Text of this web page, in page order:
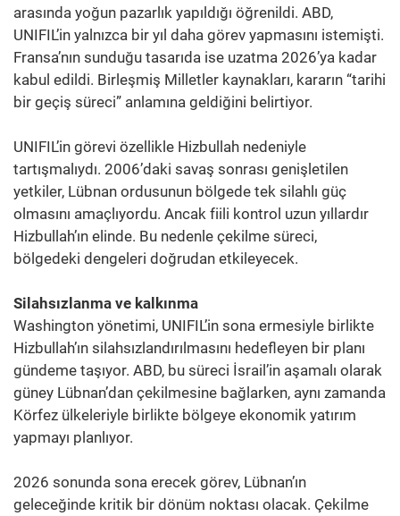
arasında yoğun pazarlık yapıldığı öğrenildi. ABD,
UNIFIL’in yalnızca bir yıl daha görev yapmasını istemişti.
Fransa’nın sunduğu tasarıda ise uzatma 2026’ya kadar
kabul edildi. Birleşmiş Milletler kaynakları, kararın “tarihi
bir geçiş süreci” anlamına geldiğini belirtiyor.
UNIFIL’in görevi özellikle Hizbullah nedeniyle
tartışmalıydı. 2006’daki savaş sonrası genişletilen
yetkiler, Lübnan ordusunun bölgede tek silahlı güç
olmasını amaçlıyordu. Ancak fiili kontrol uzun yıllardır
Hizbullah’ın elinde. Bu nedenle çekilme süreci,
bölgedeki dengeleri doğrudan etkileyecek.
Silahsızlanma ve kalkınma
Washington yönetimi, UNIFIL’in sona ermesiyle birlikte
Hizbullah’ın silahsızlandırılmasını hedefleyen bir planı
gündeme taşıyor. ABD, bu süreci İsrail’in aşamalı olarak
güney Lübnan’dan çekilmesine bağlarken, aynı zamanda
Körfez ülkeleriyle birlikte bölgeye ekonomik yatırım
yapmayı planlıyor.
2026 sonunda sona erecek görev, Lübnan’ın
geleceğinde kritik bir dönüm noktası olacak. Çekilme